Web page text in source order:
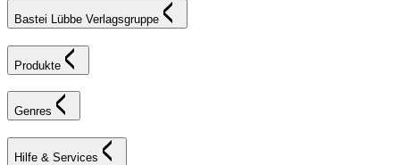
Bastei Lübbe Verlagsgruppe
Produkte
Genres
Hilfe & Services